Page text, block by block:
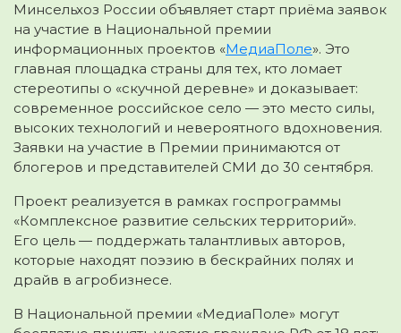
Минсельхоз России объявляет старт приёма заявок
на участие в Национальной премии
информационных проектов «МедиаПоле». Это
главная площадка страны для тех, кто ломает
стереотипы о «скучной деревне» и доказывает:
современное российское село — это место силы,
высоких технологий и невероятного вдохновения.
Заявки на участие в Премии принимаются от
блогеров и представителей СМИ до 30 сентября.
Проект реализуется в рамках госпрограммы
«Комплексное развитие сельских территорий».
Его цель — поддержать талантливых авторов,
которые находят поэзию в бескрайних полях и
драйв в агробизнесе.
В Национальной премии «МедиаПоле» могут